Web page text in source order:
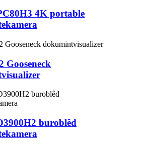
4K portable
Gooseneck
buroblêd